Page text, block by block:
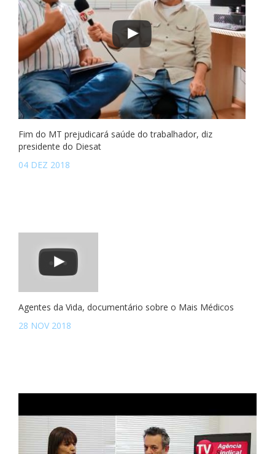
Fim do MT prejudicará saúde do trabalhador, diz
presidente do Diesat
04 DEZ 2018
Agentes da Vida, documentário sobre o Mais Médicos
28 NOV 2018